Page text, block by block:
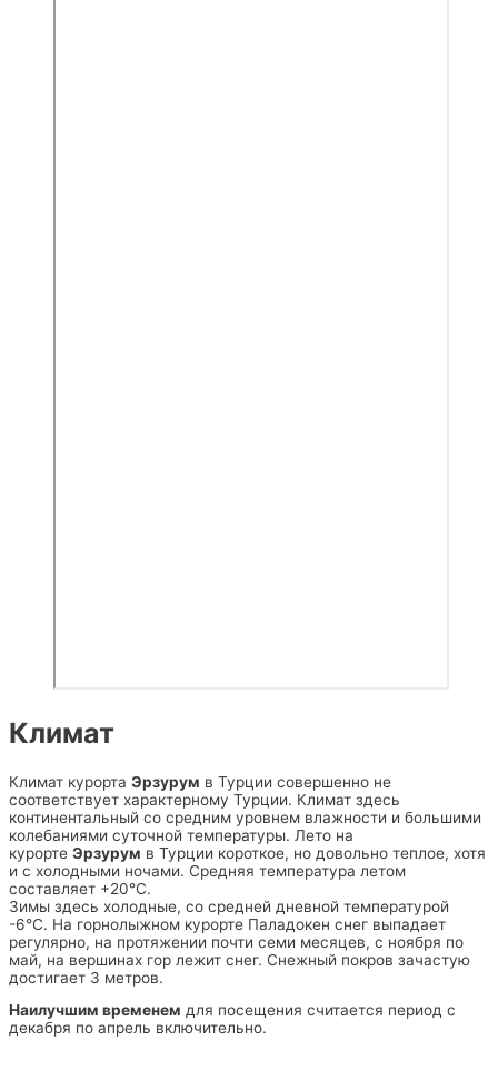
Климат
Климат курорта Эрзурум в Турции совершенно не
соответствует характерному Турции. Климат здесь
континентальный со средним уровнем влажности и большими
колебаниями суточной температуры. Лето на
курорте Эрзурум в Турции короткое, но довольно теплое, хотя
и с холодными ночами. Средняя температура летом
составляет +20°C.
Зимы здесь холодные, со средней дневной температурой
-6°C. На горнолыжном курорте Паладокен снег выпадает
регулярно, на протяжении почти семи месяцев, с ноября по
май, на вершинах гор лежит снег. Снежный покров зачастую
достигает 3 метров.
Наилучшим временем для посещения считается период с
декабря по апрель включительно.